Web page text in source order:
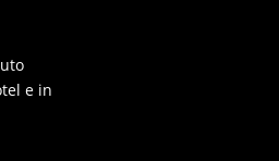
e in